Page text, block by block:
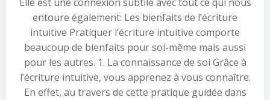
entoure également: Les bienfaits de l’écriture
intuitive Pratiquer l’écriture intuitive comporte
beaucoup de bienfaits pour soi-même mais aussi
pour les autres. 1. La connaissance de soi Grâce à
l’écriture intuitive, vous apprenez à vous connaître.
En effet, au travers de cette pratique guidée dans